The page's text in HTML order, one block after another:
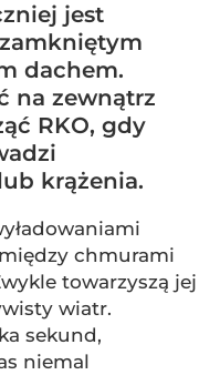
jest
dachem.
na zewnątrz
RKO, gdy
krążenia.
chmurami
towarzyszą jej
wiatr.
sekund,
niemal